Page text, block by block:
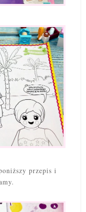
przepis i